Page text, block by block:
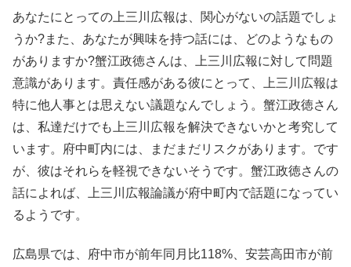
あなたにとっての上三川広報は、関心がないの話題でしょ
うか?また、あなたが興味を持つ話には、どのようなもの
がありますか?蟹江政徳さんは、上三川広報に対して問題
意識があります。責任感がある彼にとって、上三川広報は
特に他人事とは思えない議題なんでしょう。蟹江政徳さん
は、私達だけでも上三川広報を解決できないかと考究して
います。府中町内には、まだまだリスクがあります。です
が、彼はそれらを軽視できないそうです。蟹江政徳さんの
話によれば、上三川広報論議が府中町内で話題になってい
るようです。
広島県では、府中市が前年同月比118%、安芸高田市が前